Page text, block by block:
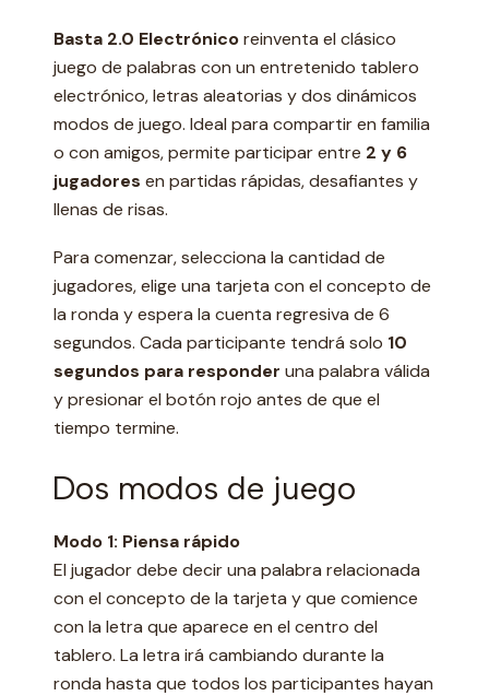
Basta 2.0 Electrónicoreinventa el clásico
juego de palabras con un entretenido tablero
electrónico, letras aleatorias y dos dinámicos
modos de juego. Ideal para compartir en familia
o con amigos, permite participar entre 2 y 6
jugadores en partidas rápidas, desafiantes y
llenas de risas.
Para comenzar, selecciona la cantidad de
jugadores, elige una tarjeta con el concepto de
la ronda y espera la cuenta regresiva de 6
segundos. Cada participante tendrá solo 10
segundos para responder una palabra válida
y presionar el botón rojo antes de que el
tiempo termine.
Dos modos de juego
Modo 1: Piensa rápido
El jugador debe decir una palabra relacionada
con el concepto de la tarjeta y que comience
con la letra que aparece en el centro del
tablero. La letra irá cambiando durante la
ronda hasta que todos los participantes hayan